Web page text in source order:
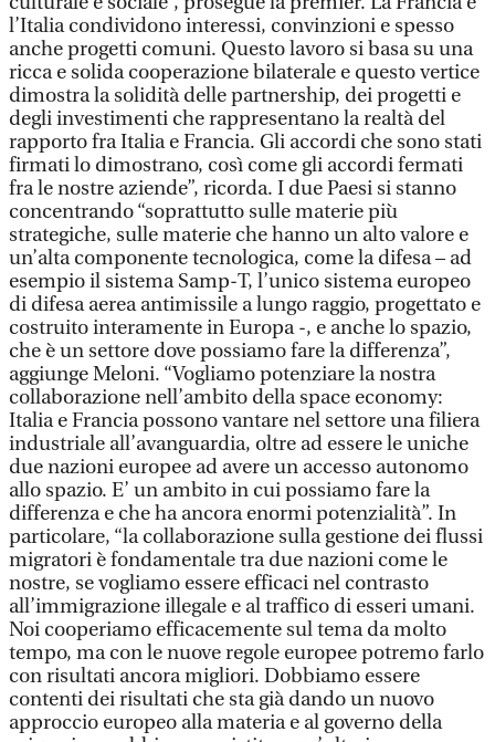
l’Italia condividono interessi, convinzioni e spesso
anche progetti comuni. Questo lavoro si basa su una
ricca e solida cooperazione bilaterale e questo vertice
dimostra la solidità delle partnership, dei progetti e
degli investimenti che rappresentano la realtà del
rapporto fra Italia e Francia. Gli accordi che sono stati
firmati lo dimostrano, così come gli accordi fermati
fra le nostre aziende”, ricorda. I due Paesi si stanno
concentrando “soprattutto sulle materie più
strategiche, sulle materie che hanno un alto valore e
un’alta componente tecnologica, come la difesa – ad
esempio il sistema Samp-T, l’unico sistema europeo
di difesa aerea antimissile a lungo raggio, progettato e
costruito interamente in Europa -, e anche lo spazio,
che è un settore dove possiamo fare la differenza”,
aggiunge Meloni. “Vogliamo potenziare la nostra
collaborazione nell’ambito della space economy:
Italia e Francia possono vantare nel settore una filiera
industriale all’avanguardia, oltre ad essere le uniche
due nazioni europee ad avere un accesso autonomo
allo spazio. E’ un ambito in cui possiamo fare la
differenza e che ha ancora enormi potenzialità”. In
particolare, “la collaborazione sulla gestione dei flussi
migratori è fondamentale tra due nazioni come le
nostre, se vogliamo essere efficaci nel contrasto
all’immigrazione illegale e al traffico di esseri umani.
Noi cooperiamo efficacemente sul tema da molto
tempo, ma con le nuove regole europee potremo farlo
con risultati ancora migliori. Dobbiamo essere
contenti dei risultati che sta già dando un nuovo
approccio europeo alla materia e al governo della